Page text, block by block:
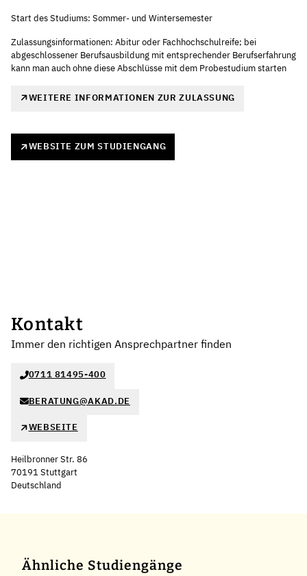
Start des Studiums: Sommer- und Wintersemester
Zulassungsinformationen: Abitur oder Fachhochschulreife; bei
abgeschlossener Berufsausbildung mit entsprechender Berufserfahrung
kann man auch ohne diese Abschlüsse mit dem Probestudium starten
WEITERE INFORMATIONEN ZUR ZULASSUNG
WEBSITE ZUM STUDIENGANG
Kontakt
Immer den richtigen Ansprechpartner finden
0711 81495-400
BERATUNG@AKAD.DE
WEBSEITE
Heilbronner Str. 86
70191 Stuttgart
Deutschland
Ähnliche Studiengänge